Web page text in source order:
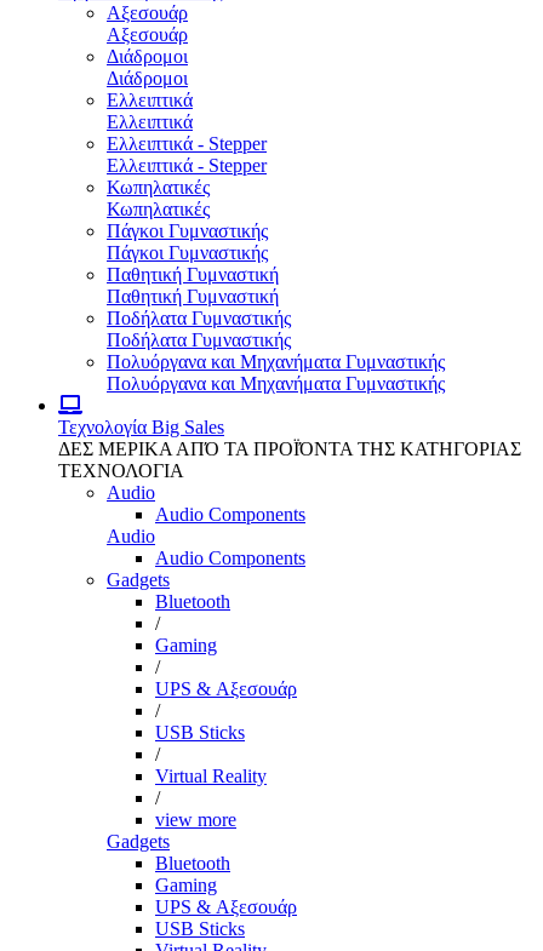
Αξεσουάρ
Αξεσουάρ
Διάδρομοι
Διάδρομοι
Ελλειπτικά
Ελλειπτικά
Ελλειπτικά - Stepper
Ελλειπτικά - Stepper
Κωπηλατικές
Κωπηλατικές
Πάγκοι Γυμναστικής
Πάγκοι Γυμναστικής
Παθητική Γυμναστική
Παθητική Γυμναστική
Ποδήλατα Γυμναστικής
Ποδήλατα Γυμναστικής
Πολυόργανα και Μηχανήματα Γυμναστικής
Πολυόργανα και Μηχανήματα Γυμναστικής
Τεχνολογία Big Sales
ΔΕΣ ΜΕΡΙΚΑ ΑΠΌ ΤΑ ΠΡΟΪΌΝΤΑ ΤΗΣ ΚΑΤΗΓΟΡΙΑΣ
ΤΕΧΝΟΛΟΓΙΑ
Audio
Audio Components
Audio
Audio Components
Gadgets
Bluetooth
/
Gaming
/
UPS & Αξεσουάρ
/
USB Sticks
/
Virtual Reality
/
view more
Gadgets
Bluetooth
Gaming
UPS & Αξεσουάρ
USB Sticks